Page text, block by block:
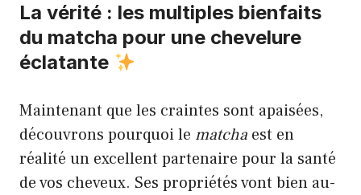
La vérité : les multiples bienfaits
du matcha pour une chevelure
éclatante
Maintenant que les craintes sont apaisées,
découvrons pourquoi le matcha est en
réalité un excellent partenaire pour la santé
de vos cheveux. Ses propriétés vont bien au-